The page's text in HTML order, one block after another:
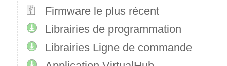
Firmware le plus récent
Librairies de programmation
Librairies Ligne de commande